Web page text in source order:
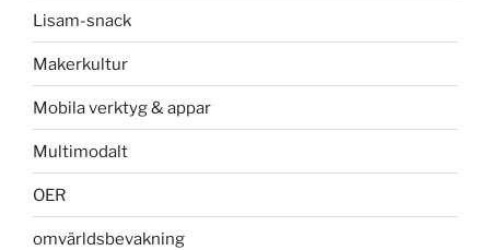
Lisam-snack
Makerkultur
Mobila verktyg & appar
Multimodalt
OER
omvärldsbevakning